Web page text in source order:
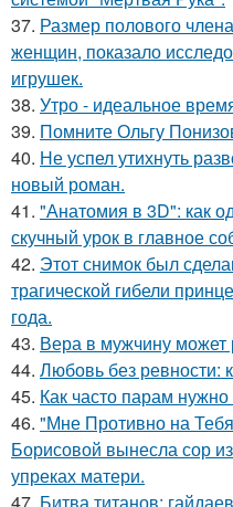
37. Размер полового
женщин, показало
игрушек.
38. Утро - идеальное
39. Помните Ольгу
40. Не успел утихнуть
новый роман.
41. "Анатомия в 3D": как
скучный урок в главное
42. Этот снимок был
трагической гибели
года.
43. Вера в мужчину может
44. Любовь без ревности:
45. Как часто парам
46. "Мне Противно на
Борисовой вынесла сор
упреках матери.